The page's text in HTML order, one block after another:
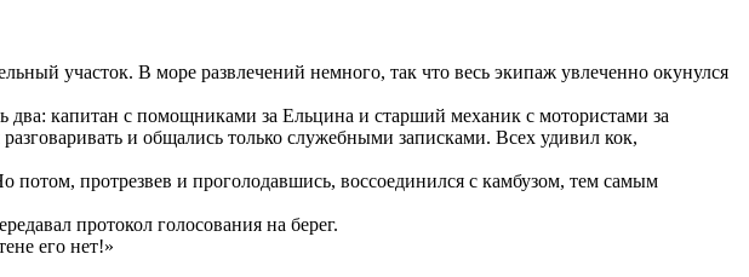
участок. В море развлечений немного, так что весь экипаж увлеченно окунулся
капитан с помощниками за Ельцина и старший механик с мотористами за
и общались только служебными записками. Всех удивил кок,
протрезвев и проголодавшись, воссоединился с камбузом, тем самым
протокол голосования на берег.
его нет!»